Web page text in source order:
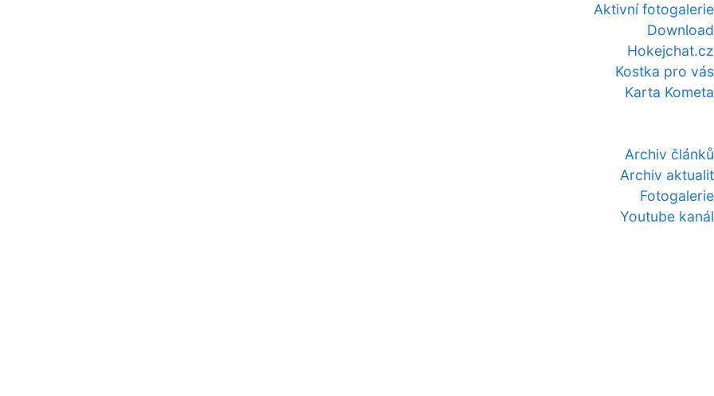
Aktivní fotogalerie
Download
Hokejchat.cz
Kostka pro vás
Karta Kometa
Archiv článků
Archiv aktualit
Fotogalerie
Youtube kanál